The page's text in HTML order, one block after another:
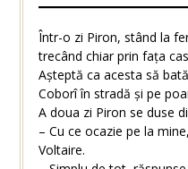
Într-o zi Piron, stând la
trecând chiar prin fața
Așteptă ca acesta să
Coborî în stradă și pe
A doua zi Piron se duse
– Cu ce ocazie pe la
Voltaire.